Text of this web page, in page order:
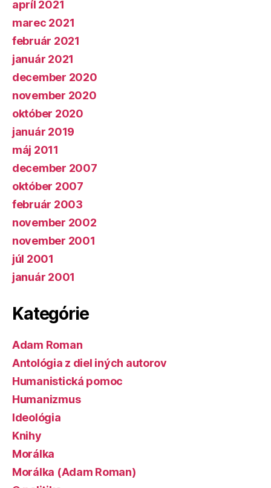
apríl 2021
marec 2021
február 2021
január 2021
december 2020
november 2020
október 2020
január 2019
máj 2011
december 2007
október 2007
február 2003
november 2002
november 2001
júl 2001
január 2001
Kategórie
Adam Roman
Antológia z diel iných autorov
Humanistická pomoc
Humanizmus
Ideológia
Knihy
Morálka
Morálka (Adam Roman)